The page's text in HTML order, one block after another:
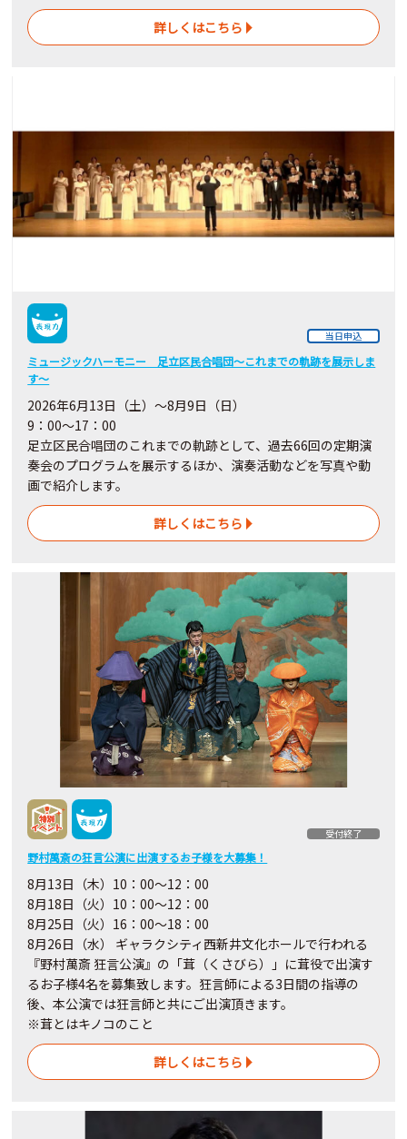
詳しくはこちら
当日申込
ミュージックハーモニー 足立区民合唱団～これまでの軌跡を展示しま
す～
2026年6月13日（土）～8月9日（日）
9：00～17：00
足立区民合唱団のこれまでの軌跡として、過去66回の定期演
奏会のプログラムを展示するほか、演奏活動などを写真や動
画で紹介します。
詳しくはこちら
受付終了
野村萬斎の狂言公演に出演するお子様を大募集！
8月13日（木）10：00〜12：00
8月18日（火）10：00〜12：00
8月25日（火）16：00～18：00
8月26日（水） ギャラクシティ西新井文化ホールで行われる
『野村萬斎 狂言公演』の「茸（くさびら）」に茸役で出演す
るお子様4名を募集致します。狂言師による3日間の指導の
後、本公演では狂言師と共にご出演頂きます。
※茸とはキノコのこと
詳しくはこちら